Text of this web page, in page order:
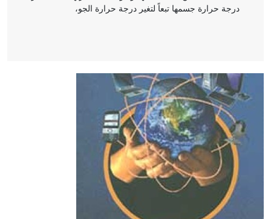
درجة حرارة جسمها تبعاً لتغير درجة حرارة الجو،
- هل تعلم أن أبقراط كتب في الطب أربعة مؤلفات هي:
الحكم، الأدلة، تنظيم التغذية، ورسالته في جروح الرأس.
ويعود له الفضل بأنه حرر الطب من الدين والفلسفة.
- هل تعلم أن المرجان إفراز حيواني يتكون في البحر ويتركب
من مادة كربونات الكلسيوم، وهو أحمر أو شديد الحمرة وهو
أجود أنواعه، ويمتاز بكبر الحجم ويسمى الش